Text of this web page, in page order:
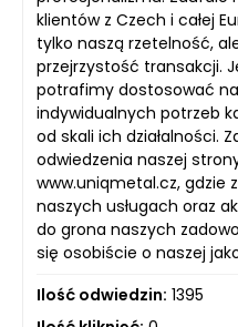
klientów z Czech i całej
tylko naszą rzetelność,
przejrzystość transakcji.
potrafimy dostosować
indywidualnych potrzeb
od skali ich działalności.
odwiedzenia naszej
www.uniqmetal.cz, gdzie
naszych usługach oraz
do grona naszych
się osobiście o naszej
Ilość odwiedzin: 1395